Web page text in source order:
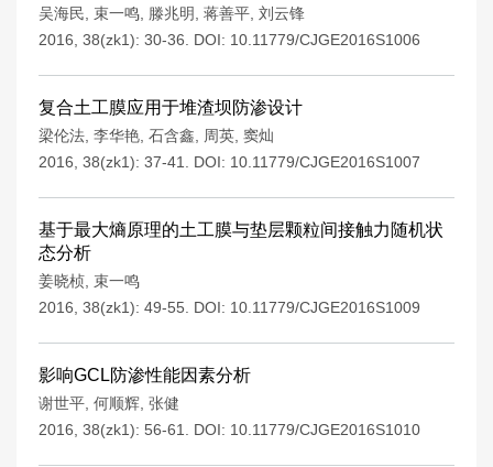
吴海民 束一鸣 滕兆明 蒋善平 刘云锋
2016, 38(zk1): 30-36.
DOI: 10.11779/CJGE2016S1006
复合土工膜应用于堆渣坝防渗设计
梁伦法 李华艳 石含鑫 周英 窦灿
2016, 38(zk1): 37-41.
DOI: 10.11779/CJGE2016S1007
基于最大熵原理的土工膜与垫层颗粒间接触力随机状
态分析
姜晓桢 束一鸣
2016, 38(zk1): 49-55.
DOI: 10.11779/CJGE2016S1009
影响GCL防渗性能因素分析
谢世平 何顺辉 张健
2016, 38(zk1): 56-61.
DOI: 10.11779/CJGE2016S1010